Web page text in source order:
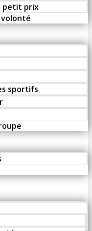
petit prix
sportifs